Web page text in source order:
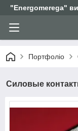
"Еnergomerega"
Портфоліо
Силовые